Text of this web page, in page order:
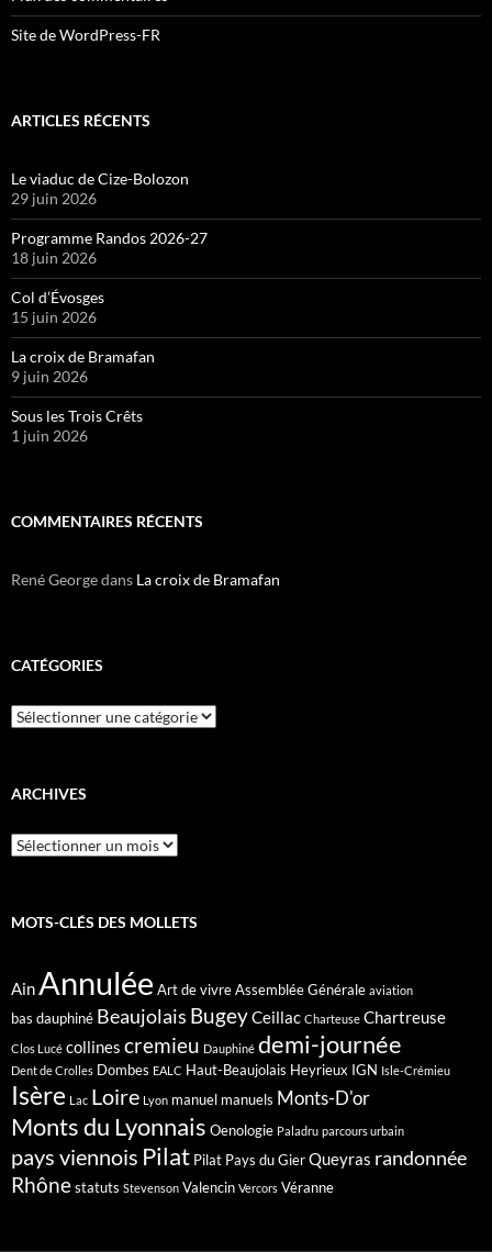
Site de WordPress-FR
ARTICLES RÉCENTS
Le viaduc de Cize-Bolozon
29 juin 2026
Programme Randos 2026-27
18 juin 2026
Col d’Évosges
15 juin 2026
La croix de Bramafan
9 juin 2026
Sous les Trois Crêts
1 juin 2026
COMMENTAIRES RÉCENTS
René Georgedans La croix de Bramafan
CATÉGORIES
Catégories
ARCHIVES
Archives
MOTS-CLÉS DES MOLLETS
Ain Annulée Art de vivreAssemblée Générale aviation
bas dauphiné Beaujolais BugeyCeillac Charteuse Chartreuse
Clos Lucé collines cremieu Dauphiné demi-journée
Dent de Crolles Dombes EALC Haut-Beaujolais Heyrieux IGN Isle-Crémieu
Isère Lac Loire Lyon manuel manuels Monts-D'or
Monts du Lyonnais Oenologie Paladru parcours urbain
pays viennois Pilat Pilat Pays du GierQueyras randonnée
Rhônestatuts Stevenson Valencin Vercors Véranne